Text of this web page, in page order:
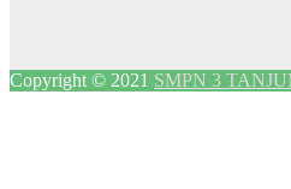
Copyright © 2021 SMPN 3